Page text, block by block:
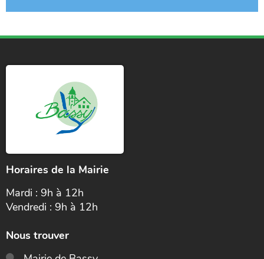
Horaires de la Mairie
Mardi : 9h à 12h
Vendredi : 9h à 12h
Nous trouver